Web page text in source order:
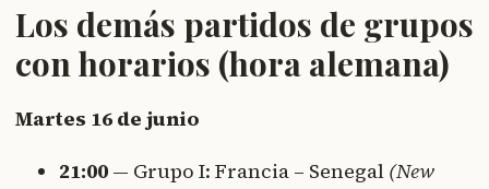
Los demás partidos de grupos
con horarios (hora alemana)
Martes 16 de junio
21:00 — Grupo I: Francia – Senegal (New